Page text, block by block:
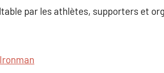
par les athlètes, supporters et